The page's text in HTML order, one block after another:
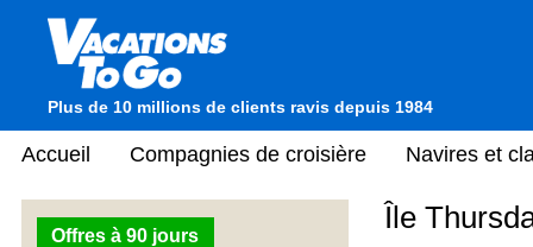
Plus de 10 millions de clients ravis depuis 1984
Accueil Compagnies de croisière Navires et
Offres à 90 jours
Île